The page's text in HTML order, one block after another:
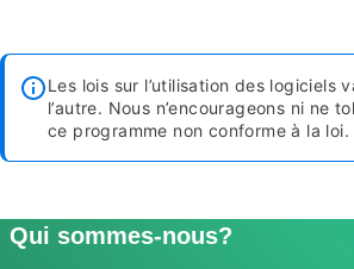
Les lois sur l’utilisation des logiciels
l’autre. Nous n’encourageons ni ne
ce programme non conforme à la loi.
Qui sommes-nous?